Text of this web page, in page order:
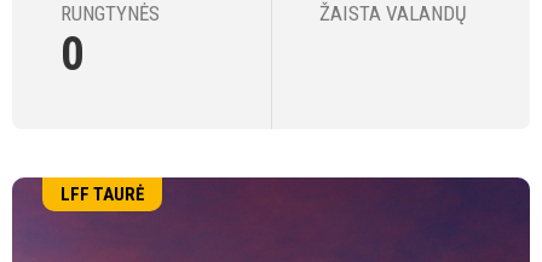
RUNGTYNĖS
0
ŽAISTA VALANDŲ
LFF TAURĖ